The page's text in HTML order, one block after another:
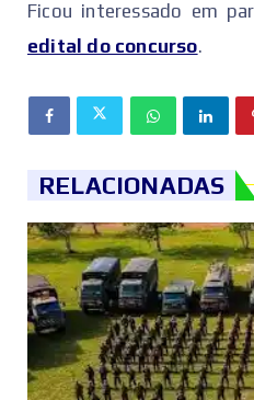
‌Ficou interessado em
edital do concurso.
RELACIONADAS